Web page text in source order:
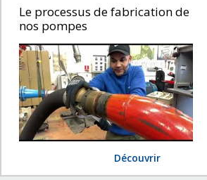
Le processus de fabrication de
nos pompes
Découvrir